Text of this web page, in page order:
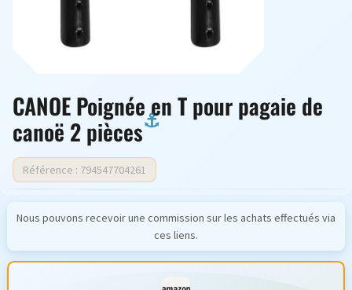
CANOE Poignée en T pour pagaie de
canoë 2 pièces
Référence : 794547704261
Nous pouvons recevoir une commission sur les achats effectués via
ces liens.